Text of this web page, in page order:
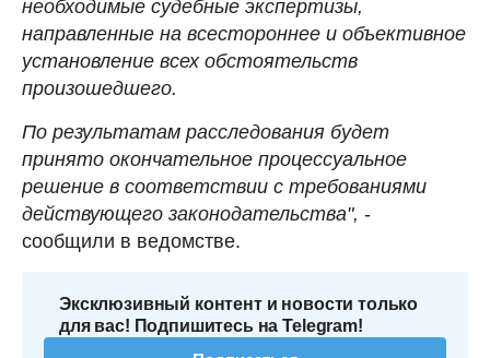
необходимые судебные экспертизы,
направленные на всестороннее и объективное
установление всех обстоятельств
произошедшего.
По результатам расследования будет
принято окончательное процессуальное
решение в соответствии с требованиями
действующего законодательства", -
сообщили в ведомстве.
Эксклюзивный контент и новости только
для вас! Подпишитесь на Telegram!